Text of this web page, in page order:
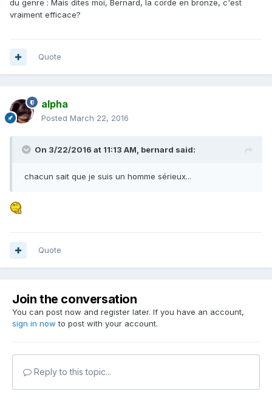
du genre : Mais dites moi, Bernard, la corde en bronze, c'est
vraiment efficace?
Quote
alpha
Posted March 22, 2016
On 3/22/2016 at 11:13 AM, bernard said:
chacun sait que je suis un homme sérieux...
Quote
Join the conversation
You can post now and register later. If you have an account,
sign in now to post with your account.
Reply to this topic...